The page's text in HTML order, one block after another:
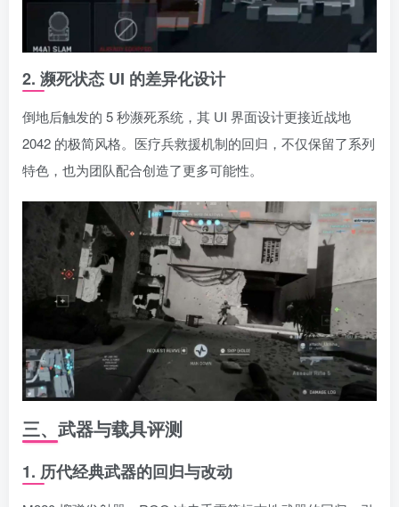
2. 濒死状态 UI 的差异化设计
倒地后触发的 5 秒濒死系统，其 UI 界面设计更接近战地
2042 的极简风格。医疗兵救援机制的回归，不仅保留了系列
特色，也为团队配合创造了更多可能性。
三、武器与载具评测
1. 历代经典武器的回归与改动